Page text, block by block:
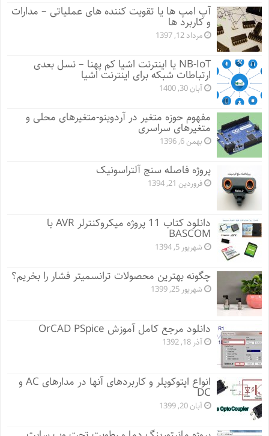
آپ امپ ها یا تقویت کننده های عملیاتی – مدارات
و کاربرد ها
مرداد 12, 1397
NB-IoT یا اینترنت اشیا کم پهنا – نسل بعدی
ارتباطات شبکه برای اینترنت اشیا
آبان 30, 1400
مفهوم حوزه متغیر در آردوینو-متغیرهای محلی و
متغیرهای سراسری
بهمن 6, 1396
پروژه فاصله سنج آلتراسونیک
فروردین 21, 1394
دانلود کتاب 11 پروژه میکروکنترلر AVR با
BASCOM
شهریور 5, 1394
چگونه بهترین محصولات ترانسمیتر فشار را بخریم؟
شهریور 25, 1399
دانلود مرجع کامل آموزش OrCAD PSpice
آذر 18, 1392
انواع اپتوکوپلر و کاربردهای آنها در مدارهای AC و
DC
آبان 20, 1399